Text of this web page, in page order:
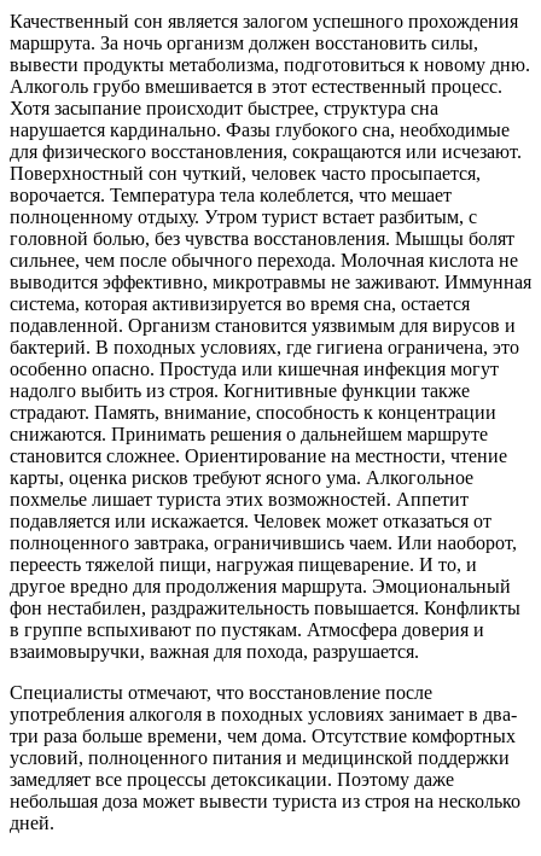
Качественный сон является залогом успешного прохождения
маршрута. За ночь организм должен восстановить силы,
вывести продукты метаболизма, подготовиться к новому дню.
Алкоголь грубо вмешивается в этот естественный процесс.
Хотя засыпание происходит быстрее, структура сна
нарушается кардинально. Фазы глубокого сна, необходимые
для физического восстановления, сокращаются или исчезают.
Поверхностный сон чуткий, человек часто просыпается,
ворочается. Температура тела колеблется, что мешает
полноценному отдыху. Утром турист встает разбитым, с
головной болью, без чувства восстановления. Мышцы болят
сильнее, чем после обычного перехода. Молочная кислота не
выводится эффективно, микротравмы не заживают. Иммунная
система, которая активизируется во время сна, остается
подавленной. Организм становится уязвимым для вирусов и
бактерий. В походных условиях, где гигиена ограничена, это
особенно опасно. Простуда или кишечная инфекция могут
надолго выбить из строя. Когнитивные функции также
страдают. Память, внимание, способность к концентрации
снижаются. Принимать решения о дальнейшем маршруте
становится сложнее. Ориентирование на местности, чтение
карты, оценка рисков требуют ясного ума. Алкогольное
похмелье лишает туриста этих возможностей. Аппетит
подавляется или искажается. Человек может отказаться от
полноценного завтрака, ограничившись чаем. Или наоборот,
переесть тяжелой пищи, нагружая пищеварение. И то, и
другое вредно для продолжения маршрута. Эмоциональный
фон нестабилен, раздражительность повышается. Конфликты
в группе вспыхивают по пустякам. Атмосфера доверия и
взаимовыручки, важная для похода, разрушается.
Специалисты отмечают, что восстановление после
употребления алкоголя в походных условиях занимает в два-
три раза больше времени, чем дома. Отсутствие комфортных
условий, полноценного питания и медицинской поддержки
замедляет все процессы детоксикации. Поэтому даже
небольшая доза может вывести туриста из строя на несколько
дней.